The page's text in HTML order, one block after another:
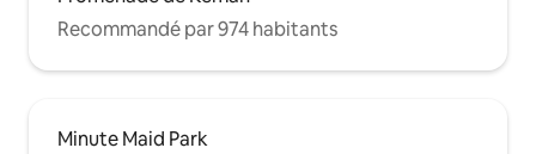
Recommandé par 974 habitants
Minute Maid Park